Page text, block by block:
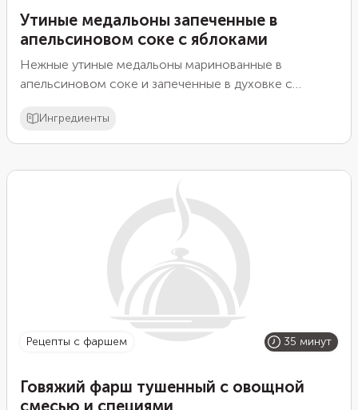
Утиные медальоны запеченные в
апельсиновом соке с яблоками
Нежные утиные медальоны маринованные в
апельсиновом соке и запеченные в духовке с
ароматное.
Ингредиенты
рецепты с фаршем 35 минут
Говяжий фарш тушенный с овощной
смесью и специями